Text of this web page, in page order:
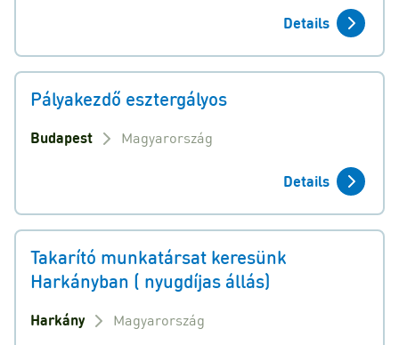
Details
Pályakezdő esztergályos
Budapest Magyarország
Details
Takarító munkatársat keresünk
Harkányban ( nyugdíjas állás)
Harkány Magyarország